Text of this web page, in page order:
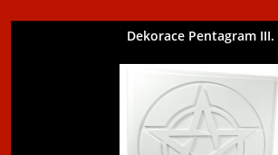
Dekorace Pentagram III.